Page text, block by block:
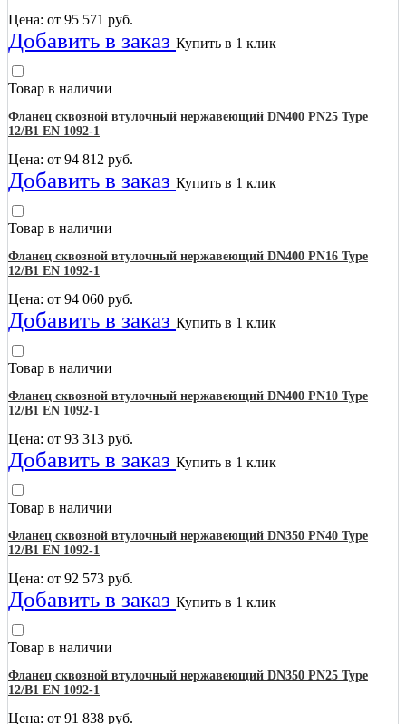
Цена: от 95 571 руб.
Добавить в заказ Купить в 1 клик
Товар в наличии
Фланец сквозной втулочный нержавеющий DN400 PN25 Type
12/B1 EN 1092-1
Цена: от 94 812 руб.
Добавить в заказ Купить в 1 клик
Товар в наличии
Фланец сквозной втулочный нержавеющий DN400 PN16 Type
12/B1 EN 1092-1
Цена: от 94 060 руб.
Добавить в заказ Купить в 1 клик
Товар в наличии
Фланец сквозной втулочный нержавеющий DN400 PN10 Type
12/B1 EN 1092-1
Цена: от 93 313 руб.
Добавить в заказ Купить в 1 клик
Товар в наличии
Фланец сквозной втулочный нержавеющий DN350 PN40 Type
12/B1 EN 1092-1
Цена: от 92 573 руб.
Добавить в заказ Купить в 1 клик
Товар в наличии
Фланец сквозной втулочный нержавеющий DN350 PN25 Type
12/B1 EN 1092-1
Цена: от 91 838 руб.